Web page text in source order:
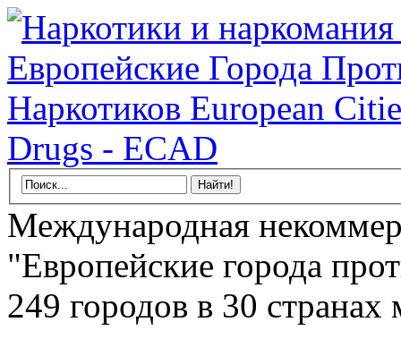
Международная
"Европейские города
249 городов в 30